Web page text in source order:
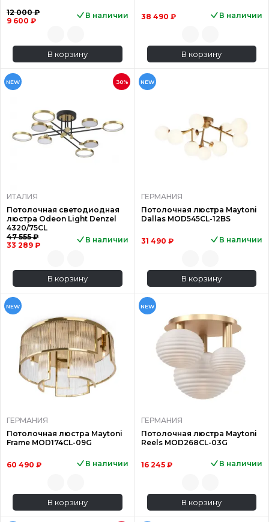
12 000 ₽
9 600 ₽
В наличии
В корзину
38 490 ₽ В наличии
В корзину
NEW 30%
ИТАЛИЯ
Потолочная светодиодная
люстра Odeon Light Denzel
4320/75CL
47 555 ₽
33 289 ₽
В наличии
В корзину
NEW
ГЕРМАНИЯ
Потолочная люстра Maytoni
Dallas MOD545CL-12BS
31 490 ₽ В наличии
В корзину
NEW
ГЕРМАНИЯ
Потолочная люстра Maytoni
Frame MOD174CL-09G
60 490 ₽ В наличии
В корзину
NEW
ГЕРМАНИЯ
Потолочная люстра Maytoni
Reels MOD268CL-03G
16 245 ₽ В наличии
В корзину